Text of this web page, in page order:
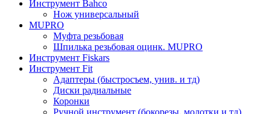
Инструмент Bahco
Нож универсальный
MUPRO
Муфта резьбовая
Шпилька резьбовая оцинк. MUPRO
Инструмент Fiskars
Инструмент Fit
Адаптеры (быстросъем, унив. и тд)
Диски радиальные
Коронки
Ручной инструмент (бокорезы, молотки и тд)